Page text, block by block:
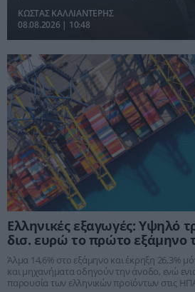
ΚΩΣΤΑΣ ΚΑΛΛΙΑΝΤΕΡΗΣ
08.08.2026 | 10:48
Ελληνικές εξαγωγές: Υψηλό
δισ. ευρώ το πρώτο εξάμηνο
Άλμα 14,6% στο εξάμηνο και έκρηξη 26,3%
και μηχανήματα οδηγούν την άνοδο, ενώ
παρουσία των ελληνικών προϊόντων στις